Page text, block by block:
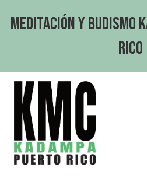
Meditación y Budismo
Rico